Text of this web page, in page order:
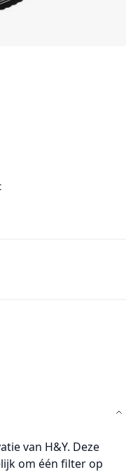
van H&Y. Deze
om één filter op